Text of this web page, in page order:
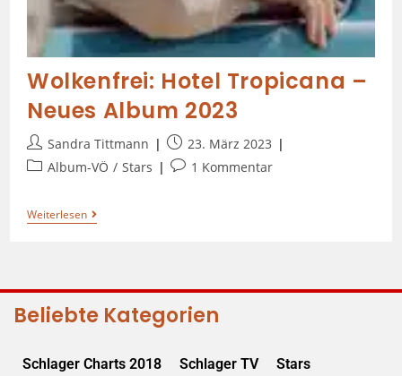
Wolkenfrei: Hotel Tropicana –
Neues Album 2023
Sandra Tittmann
23. März 2023
Album-VÖ / Stars 1 Kommentar
Weiterlesen
Beliebte Kategorien
Schlager Charts 2018 Schlager TV Stars